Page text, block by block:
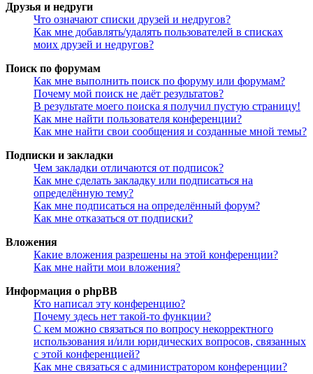
Друзья и недруги
Что означают списки друзей и недругов?
Как мне добавлять/удалять пользователей в списках
моих друзей и недругов?
Поиск по форумам
Как мне выполнить поиск по форуму или форумам?
Почему мой поиск не даёт результатов?
В результате моего поиска я получил пустую страницу!
Как мне найти пользователя конференции?
Как мне найти свои сообщения и созданные мной темы?
Подписки и закладки
Чем закладки отличаются от подписок?
Как мне сделать закладку или подписаться на
определённую тему?
Как мне подписаться на определённый форум?
Как мне отказаться от подписки?
Вложения
Какие вложения разрешены на этой конференции?
Как мне найти мои вложения?
Информация о phpBB
Кто написал эту конференцию?
Почему здесь нет такой-то функции?
С кем можно связаться по вопросу некорректного
использования и/или юридических вопросов, связанных
с этой конференцией?
Как мне связаться с администратором конференции?